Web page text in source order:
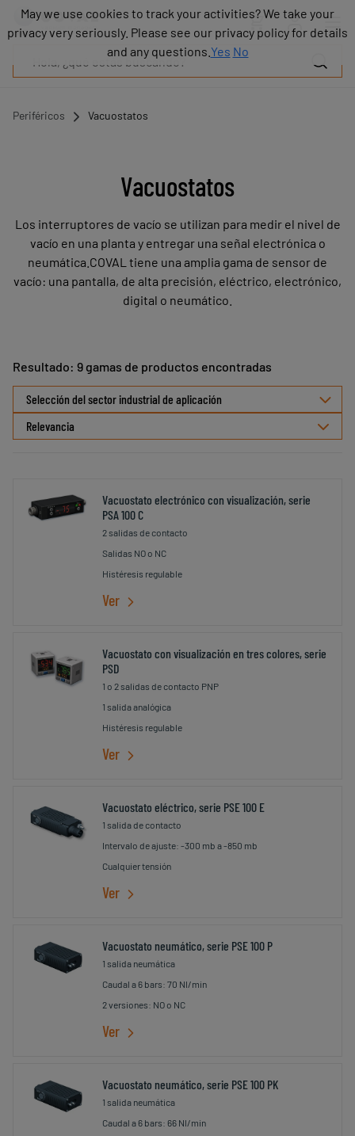
Periféricos Vacuostatos
Vacuostatos
Los interruptores de vacío se utilizan para medir el nivel de
vacío en una planta y entregar una señal electrónica o
neumática.COVAL tiene una amplia gama de sensor de
vacío: una pantalla, de alta precisión, eléctrico, electrónico,
digital o neumático.
Resultado: 9 gamas de productos encontradas
Seleccionar
ordenamiento
Selección del sector industrial de aplicación
Vacuostato electrónico con visualización, serie
PSA 100 C
2 salidas de contacto
Salidas NO o NC
Histéresis regulable
Ver
Vacuostato con visualización en tres colores, serie
PSD
1 o 2 salidas de contacto PNP
1 salida analógica
Histéresis regulable
Ver
Vacuostato eléctrico, serie PSE 100 E
1 salida de contacto
Intervalo de ajuste: -300 mb a -850 mb
Cualquier tensión
Ver
Vacuostato neumático, serie PSE 100 P
1 salida neumática
Caudal a 6 bars: 70 Nl/min
2 versiones: NO o NC
Ver
Vacuostato neumático, serie PSE 100 PK
1 salida neumática
Caudal a 6 bars: 66 Nl/min
Productos
Industrias
Recursos
Contacto
May we use cookies to track your activities? We take your
privacy very seriously. Please see our privacy policy for details
and any questions. Yes No
May we use cookies to track your activities? We take your
privacy very seriously. Please see our privacy policy for details
and any questions. Yes No